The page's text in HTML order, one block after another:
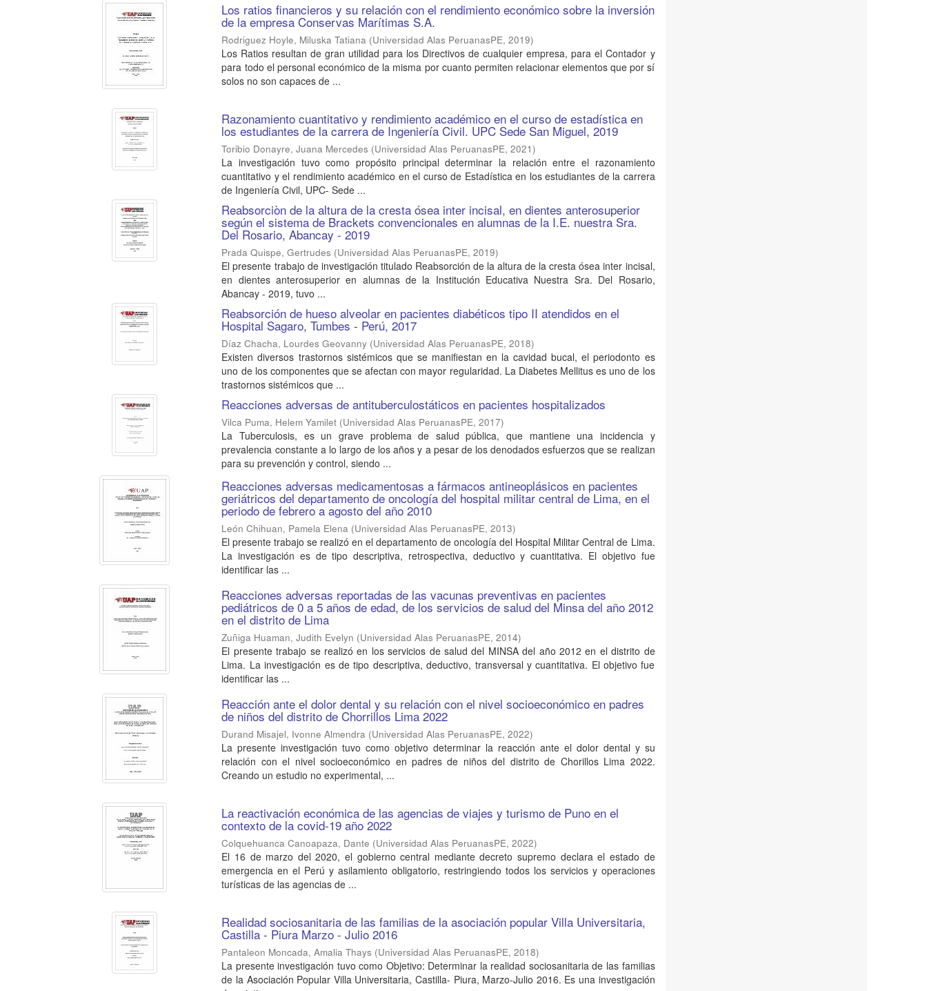
Los ratios financieros y su relación con el rendimiento económico sobre la inversión
de la empresa Conservas Marítimas S.A.
Rodriguez Hoyle, Miluska Tatiana (Universidad Alas PeruanasPE,2019)
Los Ratios resultan de gran utilidad para los Directivos de cualquier empresa, para el Contador y
para todo el personal económico de la misma por cuanto permiten relacionar elementos que por sí
solos no son capaces de ...
Razonamiento cuantitativo y rendimiento académico en el curso de estadística en
los estudiantes de la carrera de Ingeniería Civil. UPC Sede San Miguel, 2019
Toribio Donayre, Juana Mercedes (Universidad Alas PeruanasPE,2021)
La investigación tuvo como propósito principal determinar la relación entre el razonamiento
cuantitativo y el rendimiento académico en el curso de Estadística en los estudiantes de la carrera
de Ingeniería Civil, UPC- Sede ...
Reabsorciòn de la altura de la cresta ósea inter incisal, en dientes anterosuperior
según el sistema de Brackets convencionales en alumnas de la I.E. nuestra Sra.
Del Rosario, Abancay - 2019
Prada Quispe, Gertrudes (Universidad Alas PeruanasPE,2019)
El presente trabajo de investigación titulado Reabsorción de la altura de la cresta ósea inter incisal,
en dientes anterosuperior en alumnas de la Institución Educativa Nuestra Sra. Del Rosario,
Abancay - 2019, tuvo ...
Reabsorción de hueso alveolar en pacientes diabéticos tipo II atendidos en el
Hospital Sagaro, Tumbes - Perú, 2017
Díaz Chacha, Lourdes Geovanny (Universidad Alas PeruanasPE,2018)
Existen diversos trastornos sistémicos que se manifiestan en la cavidad bucal, el periodonto es
uno de los componentes que se afectan con mayor regularidad. La Diabetes Mellitus es uno de los
trastornos sistémicos que ...
Reacciones adversas de antituberculostáticos en pacientes hospitalizados
Vilca Puma, Helem Yamilet (Universidad Alas PeruanasPE,2017)
La Tuberculosis, es un grave problema de salud pública, que mantiene una incidencia y
prevalencia constante a lo largo de los años y a pesar de los denodados esfuerzos que se realizan
para su prevención y control, siendo ...
Reacciones adversas medicamentosas a fármacos antineoplásicos en pacientes
geriátricos del departamento de oncología del hospital militar central de Lima, en el
periodo de febrero a agosto del año 2010
León Chihuan, Pamela Elena (Universidad Alas PeruanasPE,2013)
El presente trabajo se realizó en el departamento de oncología del Hospital Militar Central de Lima.
La investigación es de tipo descriptiva, retrospectiva, deductivo y cuantitativa. El objetivo fue
identificar las ...
Reacciones adversas reportadas de las vacunas preventivas en pacientes
pediátricos de 0 a 5 años de edad, de los servicios de salud del Minsa del año 2012
en el distrito de Lima
Zuñiga Huaman, Judith Evelyn (Universidad Alas PeruanasPE,2014)
El presente trabajo se realizó en los servicios de salud del MINSA del año 2012 en el distrito de
Lima. La investigación es de tipo descriptiva, deductivo, transversal y cuantitativa. El objetivo fue
identificar las ...
Reacción ante el dolor dental y su relación con el nivel socioeconómico en padres
de niños del distrito de Chorrillos Lima 2022
Durand Misajel, Ivonne Almendra (Universidad Alas PeruanasPE,2022)
La presente investigación tuvo como objetivo determinar la reacción ante el dolor dental y su
relación con el nivel socioeconómico en padres de niños del distrito de Chorillos Lima 2022.
Creando un estudio no experimental, ...
La reactivación económica de las agencias de viajes y turismo de Puno en el
contexto de la covid-19 año 2022
Colquehuanca Canoapaza, Dante (Universidad Alas PeruanasPE,2022)
El 16 de marzo del 2020, el gobierno central mediante decreto supremo declara el estado de
emergencia en el Perú y asilamiento obligatorio, restringiendo todos los servicios y operaciones
turísticas de las agencias de ...
Realidad sociosanitaria de las familias de la asociación popular Villa Universitaria,
Castilla - Piura Marzo - Julio 2016
Pantaleon Moncada, Amalia Thays (Universidad Alas PeruanasPE,2018)
La presente investigación tuvo como Objetivo: Determinar la realidad sociosanitaria de las familias
de la Asociación Popular Villa Universitaria, Castilla- Piura, Marzo-Julio 2016. Es una investigación